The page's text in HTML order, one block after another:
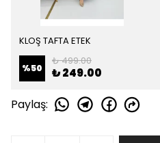
KLOŞ TAFTA ETEK
%50
₺ 499.00
₺ 249.00
Paylaş: